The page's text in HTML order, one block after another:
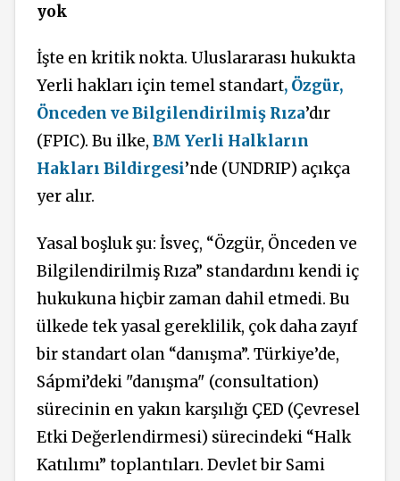
yok
İşte en kritik nokta. Uluslararası hukukta
Yerli hakları için temel standart, Özgür,
Önceden ve Bilgilendirilmiş Rıza’dır
(FPIC). Bu ilke, BM Yerli Halkların
Hakları Bildirgesi’nde (UNDRIP) açıkça
yer alır.
Yasal boşluk şu: İsveç, “Özgür, Önceden ve
Bilgilendirilmiş Rıza” standardını kendi iç
hukukuna hiçbir zaman dahil etmedi. Bu
ülkede tek yasal gereklilik, çok daha zayıf
bir standart olan “danışma”. Türkiye’de,
Sápmi’deki "danışma" (consultation)
sürecinin en yakın karşılığı ÇED (Çevresel
Etki Değerlendirmesi) sürecindeki “Halk
Katılımı” toplantıları. Devlet bir Sami